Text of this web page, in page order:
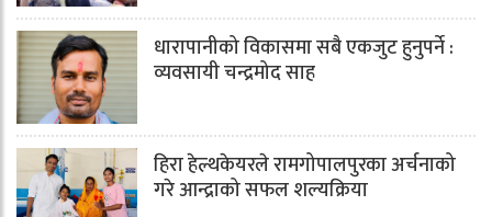
धारापानीको विकासमा सबै एकजुट हुनुपर्ने :
व्यवसायी चन्द्रमोद साह
हिरा हेल्थकेयरले रामगोपालपुरका अर्चनाको
गरे आन्द्राको सफल शल्यक्रिया